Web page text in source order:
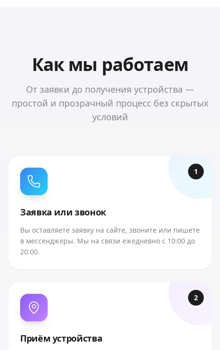
Как мы работаем
От заявки до получения устройства —
простой и прозрачный процесс без скрытых
условий
1
Заявка или звонок
Вы оставляете заявку на сайте, звоните или пишете
в мессенджеры. Мы на связи ежедневно с 10:00 до
20:00.
2
Приём устройства